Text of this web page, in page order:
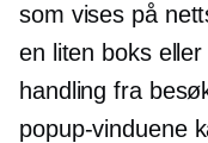
som vises på
en liten boks
handling fra
popup-vinduene